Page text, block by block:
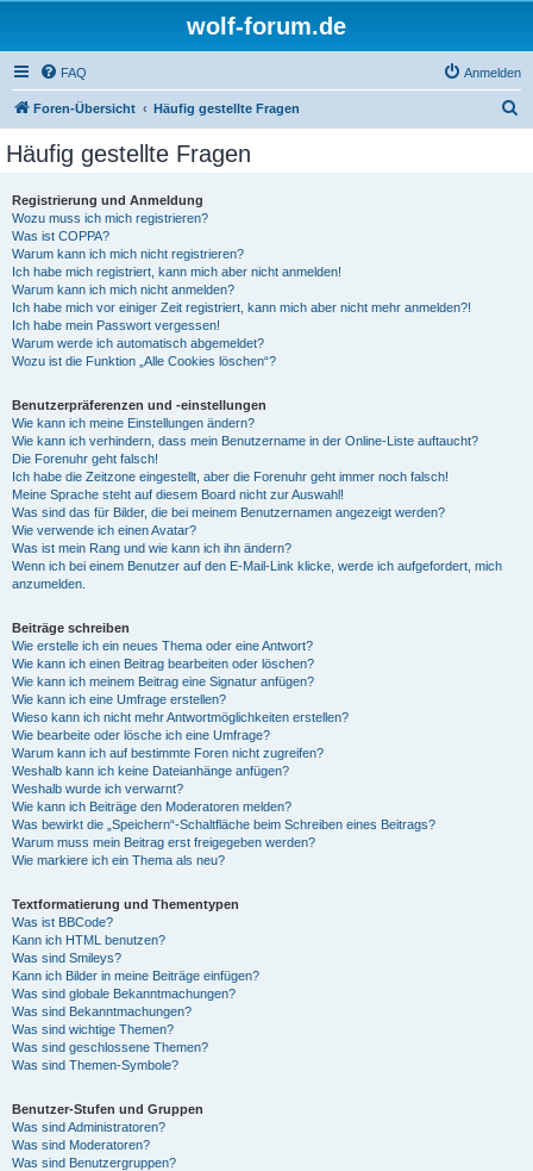
wolf-forum.de
FAQ Anmelden
Foren-Übersicht Häufig gestellte Fragen
Häufig gestellte Fragen
Registrierung und Anmeldung
Wozu muss ich mich registrieren?
Was ist COPPA?
Warum kann ich mich nicht registrieren?
Ich habe mich registriert, kann mich aber nicht anmelden!
Warum kann ich mich nicht anmelden?
Ich habe mich vor einiger Zeit registriert, kann mich aber nicht mehr anmelden?!
Ich habe mein Passwort vergessen!
Warum werde ich automatisch abgemeldet?
Wozu ist die Funktion „Alle Cookies löschen“?
Benutzerpräferenzen und -einstellungen
Wie kann ich meine Einstellungen ändern?
Wie kann ich verhindern, dass mein Benutzername in der Online-Liste auftaucht?
Die Forenuhr geht falsch!
Ich habe die Zeitzone eingestellt, aber die Forenuhr geht immer noch falsch!
Meine Sprache steht auf diesem Board nicht zur Auswahl!
Was sind das für Bilder, die bei meinem Benutzernamen angezeigt werden?
Wie verwende ich einen Avatar?
Was ist mein Rang und wie kann ich ihn ändern?
Wenn ich bei einem Benutzer auf den E-Mail-Link klicke, werde ich aufgefordert, mich
anzumelden.
Beiträge schreiben
Wie erstelle ich ein neues Thema oder eine Antwort?
Wie kann ich einen Beitrag bearbeiten oder löschen?
Wie kann ich meinem Beitrag eine Signatur anfügen?
Wie kann ich eine Umfrage erstellen?
Wieso kann ich nicht mehr Antwortmöglichkeiten erstellen?
Wie bearbeite oder lösche ich eine Umfrage?
Warum kann ich auf bestimmte Foren nicht zugreifen?
Weshalb kann ich keine Dateianhänge anfügen?
Weshalb wurde ich verwarnt?
Wie kann ich Beiträge den Moderatoren melden?
Was bewirkt die „Speichern“-Schaltfläche beim Schreiben eines Beitrags?
Warum muss mein Beitrag erst freigegeben werden?
Wie markiere ich ein Thema als neu?
Textformatierung und Thementypen
Was ist BBCode?
Kann ich HTML benutzen?
Was sind Smileys?
Kann ich Bilder in meine Beiträge einfügen?
Was sind globale Bekanntmachungen?
Was sind Bekanntmachungen?
Was sind wichtige Themen?
Was sind geschlossene Themen?
Was sind Themen-Symbole?
Benutzer-Stufen und Gruppen
Was sind Administratoren?
Was sind Moderatoren?
Was sind Benutzergruppen?